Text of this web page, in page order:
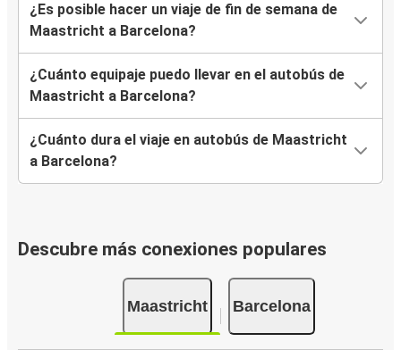
¿Es posible hacer un viaje de fin de semana de
Maastricht a Barcelona?
¿Cuánto equipaje puedo llevar en el autobús de
Maastricht a Barcelona?
¿Cuánto dura el viaje en autobús de Maastricht
a Barcelona?
Descubre más conexiones populares
Maastricht Barcelona